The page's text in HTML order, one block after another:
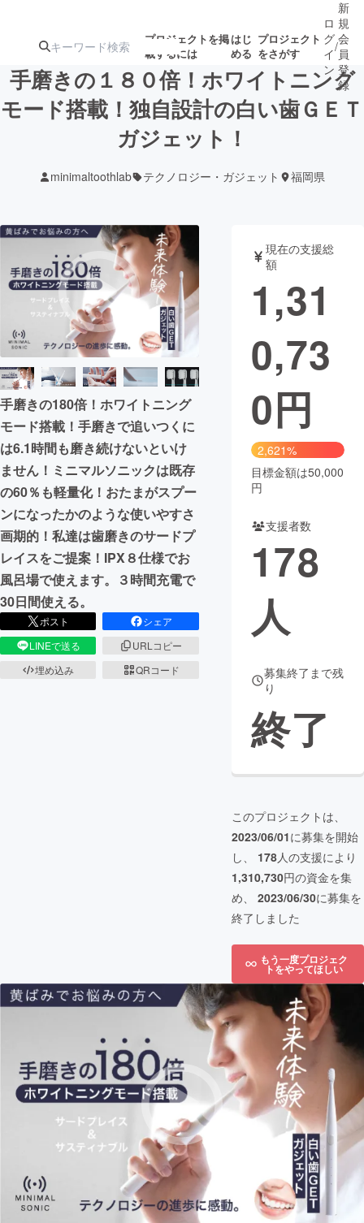
プロジェクトを掲
載するには
はじ
める
プロジェクト
をさがす
注目の新着プロ募集終了が近いプ
テクノロジー・ガジェット
映像・映画 書籍・雑誌
ビジネス・起業 チャレンジ
まちづくり・地域活性化
CAMPFIRE for Social Good
CAMPFIRE Creation
CAMPFIREふるさと納税machi-ya コミュニティ
ロ
グ
イ
ン
/
新
規
会
員
登
録
手磨きの１８０倍！ホワイトニング
モード搭載！独自設計の白い歯ＧＥＴ
ガジェット！
minimaltoothlab テクノロジー・ガジェット 福岡県
手磨きの180倍！ホワイトニング
モード搭載！手磨きで追いつくに
は6.1時間も磨き続けないといけ
ません！ミニマルソニックは既存
の60％も軽量化！おたまがスプー
ンになったかのような使いやすさ
画期的！私達は歯磨きのサードプ
レイスをご提案！IPX８仕様でお
風呂場で使えます。３時間充電で
30日間使える。
ポスト
シェア
LINEで送る
URLコピー
埋め込み
QRコード
現在の支援総
額
1,31
0,73
0円
2,621%
目標金額は50,000
円
支援者数
178
人
募集終了まで残
り
終了
このプロジェクトは、
2023/06/01に募集を開始
し、 178人の支援により
1,310,730円の資金を集
め、 2023/06/30に募集を
終了しました
もう一度プロジェク
トをやってほしい